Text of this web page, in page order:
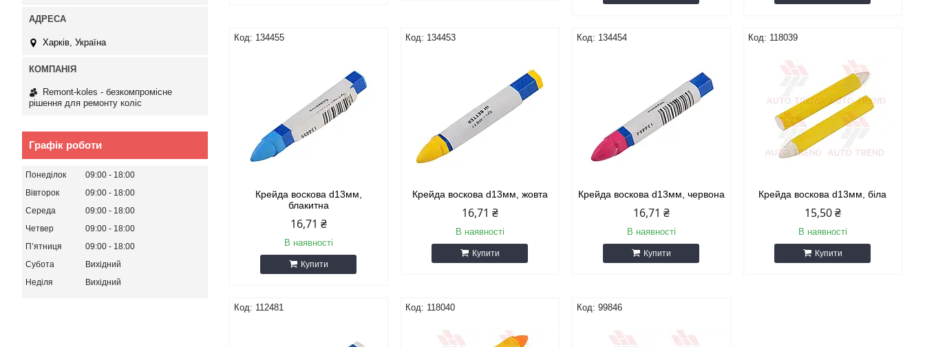
134455
Крейда воскова d13мм,
блакитна
16,71 ₴
В наявності
Купити
134453
Крейда воскова d13мм, жовта
16,71 ₴
В наявності
Купити
134454
Крейда воскова d13мм, червона
16,71 ₴
В наявності
Купити
118039
Крейда воскова d13мм, біла
15,50 ₴
В наявності
Купити
112481 118040 99846
Харків, Україна
Remont-koles - безкомпромісне
рішення для ремонту коліс
Графік роботи
Понеділок 09:00
18:00
Вівторок
09:00
18:00
Середа
09:00
18:00
Четвер
09:00
18:00
Пʼятниця
09:00
18:00
Субота
Вихідний
Неділя
Вихідний